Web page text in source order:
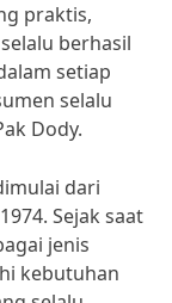
praktis,
berhasil
setiap
selalu
Dody.
dari
Sejak saat
jenis
kebutuhan